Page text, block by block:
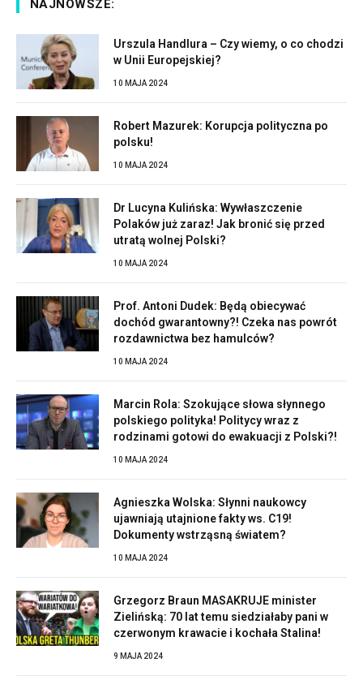
NAJNOWSZE:
Urszula Handlura – Czy wiemy, o co chodzi
w Unii Europejskiej?
10 MAJA 2024
Robert Mazurek: Korupcja polityczna po
polsku!
10 MAJA 2024
Dr Lucyna Kulińska: Wywłaszczenie
Polaków już zaraz! Jak bronić się przed
utratą wolnej Polski?
10 MAJA 2024
Prof. Antoni Dudek: Będą obiecywać
dochód gwarantowny?! Czeka nas powrót
rozdawnictwa bez hamulców?
10 MAJA 2024
Marcin Rola: Szokujące słowa słynnego
polskiego polityka! Politycy wraz z
rodzinami gotowi do ewakuacji z Polski?!
10 MAJA 2024
Agnieszka Wolska: Słynni naukowcy
ujawniają utajnione fakty ws. C19!
Dokumenty wstrząsną światem?
10 MAJA 2024
Grzegorz Braun MASAKRUJE minister
Zielińską: 70 lat temu siedziałaby pani w
czerwonym krawacie i kochała Stalina!
9 MAJA 2024